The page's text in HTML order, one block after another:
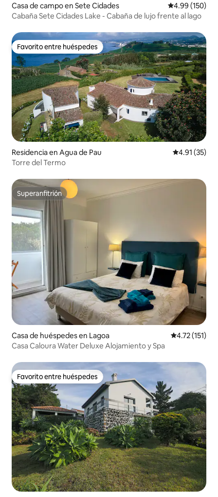
Casa de campo en Sete Cidades Calificación
4.99 (150)
Cabaña Sete Cidades Lake - Cabaña de lujo frente al lago
Favorito entre huéspedes
Favorito entre huéspedes
Residencia en Agua de Pau Calificación
4.91 (35)
Torre del Termo
Superanfitrión
Superanfitrión
Casa de huéspedes en Lagoa Calificación
4.72 (151)
Casa Caloura Water Deluxe Alojamiento y Spa
Favorito entre huéspedes
Favorito entre huéspedes